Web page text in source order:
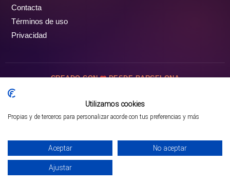
Mejor opción en SATOORDAY
Contacta
Términos de uso
Privacidad
CREADO CON DESDE BARCELONA
Utilizamos cookies
Propias y de terceros para personalizar acorde con tus preferencias y más
Aceptar No aceptar
Ajustar